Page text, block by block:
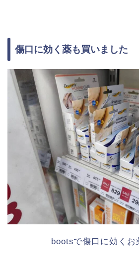
傷口に効く薬も買いました
bootsで傷口に効くお